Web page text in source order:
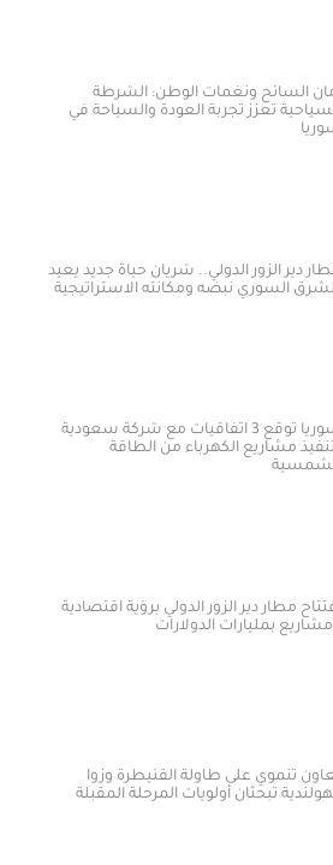
الوطن: الشرطة
العودة والسياحة في
الدولي.. شريان حياة جديد يعيد
ومكانته الاستراتيجية
توقع 3 اتفاقيات مع شركة سعودية
الكهرباء من الطاقة
الزور الدولي برؤية اقتصادية
الدولارات
طاولة القنيطرة وزوا
أولويات المرحلة المقبلة